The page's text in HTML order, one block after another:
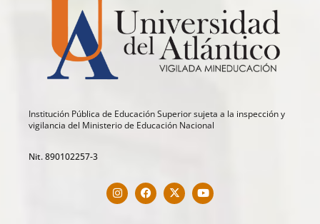
Institución Pública de Educación Superior sujeta a la inspección y
vigilancia del Ministerio de Educación Nacional
Nit. 890102257-3